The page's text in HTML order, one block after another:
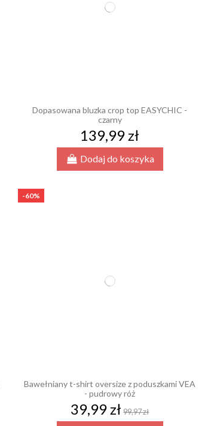
Dopasowana bluzka crop top EASYCHIC -
czarny
139,99 zł
Dodaj do koszyka
-60%
Bawełniany t-shirt oversize z poduszkami VEA
- pudrowy róż
39,99 zł 99,97 zł